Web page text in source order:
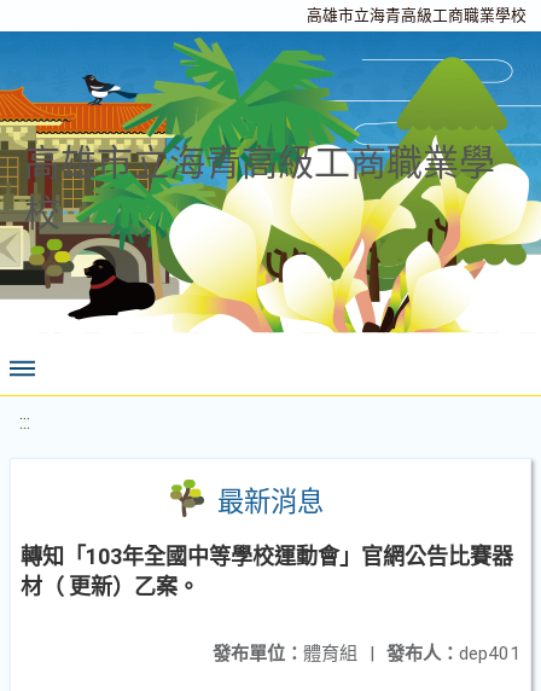
高雄市立海青高級工商職業學校
高雄市立海青高級工商職業學
校
:::
最新消息
轉知「103年全國中等學校運動會」官網公告比賽器
材（ 更新）乙案。
發布人： dep401
發布單位： 體育組 |